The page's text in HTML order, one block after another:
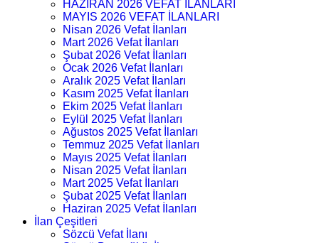
HAZİRAN 2026 VEFAT İLANLARI
MAYIS 2026 VEFAT İLANLARI
Nisan 2026 Vefat İlanları
Mart 2026 Vefat İlanları
Şubat 2026 Vefat İlanları
Ocak 2026 Vefat İlanları
Aralık 2025 Vefat İlanları
Kasım 2025 Vefat İlanları
Ekim 2025 Vefat İlanları
Eylül 2025 Vefat İlanları
Ağustos 2025 Vefat İlanları
Temmuz 2025 Vefat İlanları
Mayıs 2025 Vefat İlanları
Nisan 2025 Vefat İlanları
Mart 2025 Vefat İlanları
Şubat 2025 Vefat İlanları
Haziran 2025 Vefat İlanları
İlan Çeşitleri
Sözcü Vefat İlanı